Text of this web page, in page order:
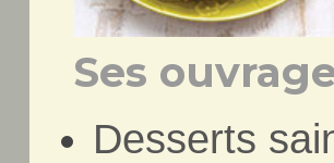
Ses
Desserts